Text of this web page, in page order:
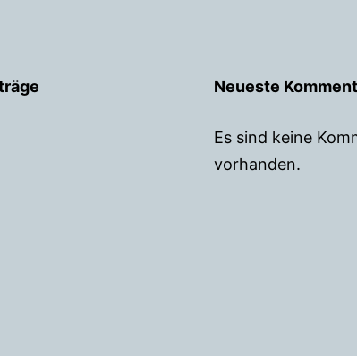
Neueste
Es sind keine
vorhanden.